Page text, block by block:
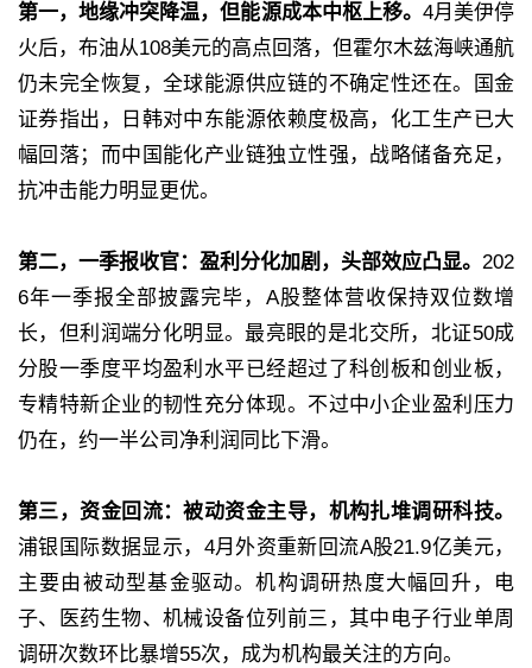
第一，地缘冲突降温，但能源成本中枢上移。 4月美伊停
火后，布油从108美元的高点回落，但霍尔木兹海峡通航
仍未完全恢复，全球能源供应链的不确定性还在。国金
证券指出，日韩对中东能源依赖度极高，化工生产已大
幅回落；而中国能化产业链独立性强，战略储备充足，
抗冲击能力明显更优。
第二，一季报收官：盈利分化加剧，头部效应凸显。 202
6年一季报全部披露完毕，A股整体营收保持双位数增
长，但利润端分化明显。最亮眼的是北交所，北证50成
分股一季度平均盈利水平已经超过了科创板和创业板，
专精特新企业的韧性充分体现。不过中小企业盈利压力
仍在，约一半公司净利润同比下滑。
第三，资金回流：被动资金主导，机构扎堆调研科技。
浦银国际数据显示，4月外资重新回流A股21.9亿美元，
主要由被动型基金驱动。机构调研热度大幅回升，电
子、医药生物、机械设备位列前三，其中电子行业单周
调研次数环比暴增55次，成为机构最关注的方向。